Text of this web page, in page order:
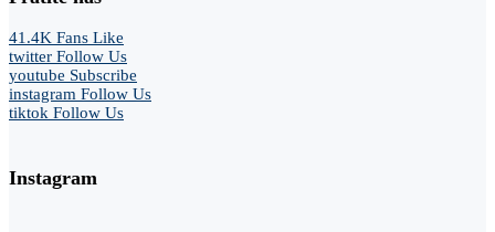
41.4K Fans Like
twitter Follow Us
youtube Subscribe
instagram Follow Us
tiktok Follow Us
Instagram